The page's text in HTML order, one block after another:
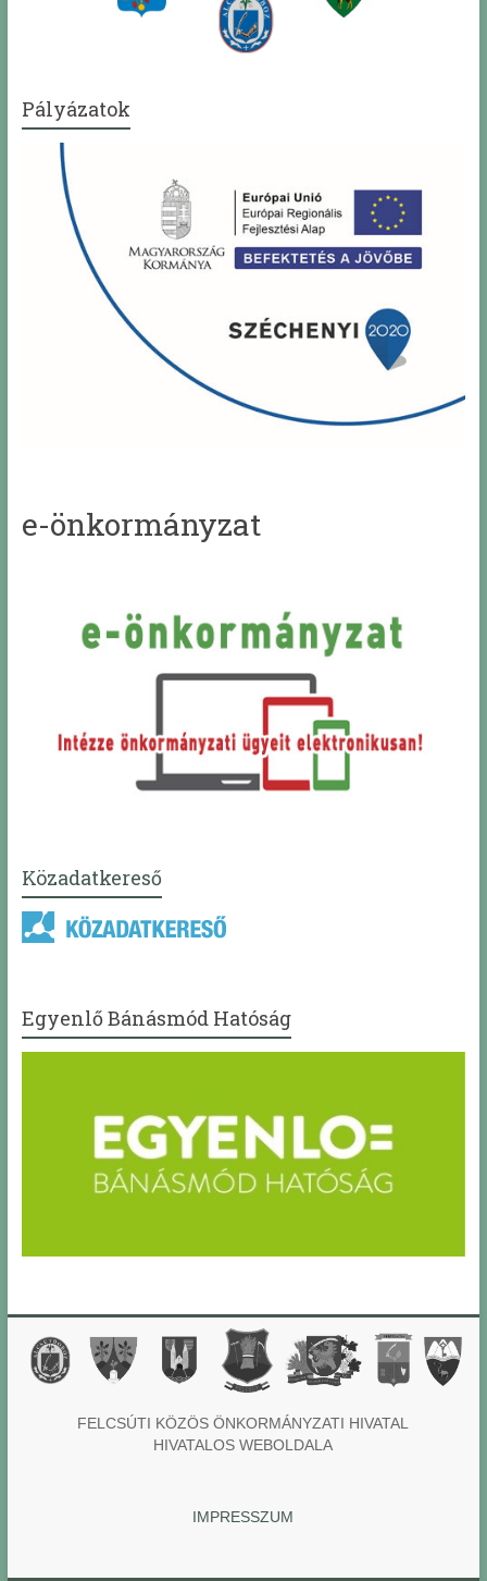
Pályázatok
e-önkormányzat
Közadatkereső
Egyenlő Bánásmód Hatóság
FELCSÚTI KÖZÖS ÖNKORMÁNYZATI HIVATAL
HIVATALOS WEBOLDALA
IMPRESSZUM